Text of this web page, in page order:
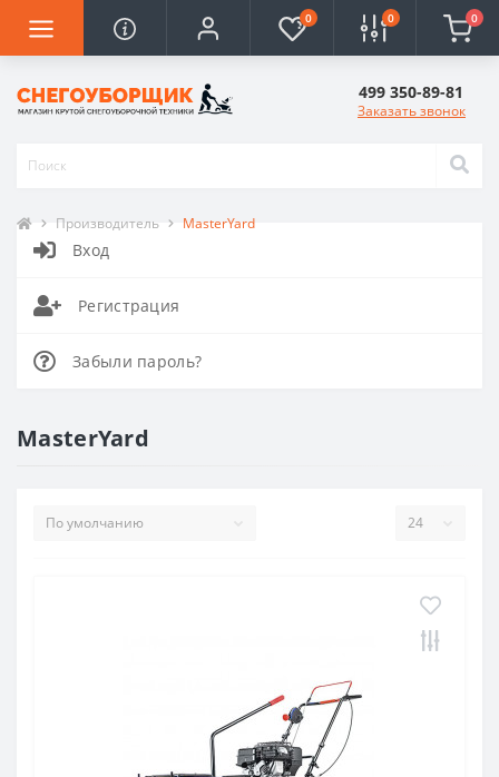
0 0 0
499 350-89-81
Заказать звонок
Производитель MasterYard
Вход
Регистрация
Забыли пароль?
MasterYard